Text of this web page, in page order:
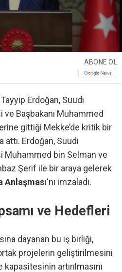
ABONE OL
Erdoğan, Suudi
Başbakanı Muhammed
gittiği Mekke’de kritik bir
Erdoğan, Suudi
Muhammed bin Selman ve
Şerif ile bir araya gelerek
Anlaşması‘nı imzaladı.
ve Hedefleri
dayanan bu iş birliği,
projelerin geliştirilmesini
artırılmasını